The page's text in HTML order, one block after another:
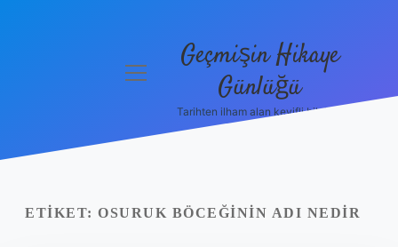
menüyü
Geçmişin Hikaye
Günlüğü
Tarihten ilham alan keyifli bilgiler!
ETIKET: OSURUK BÖCEĞININ ADI NEDIR